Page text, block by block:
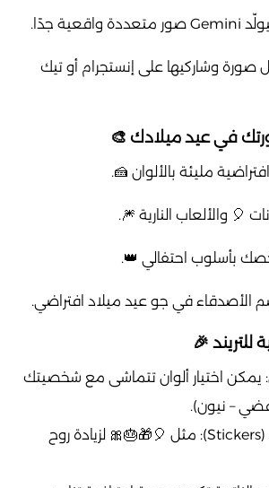
وشاركيها على إنستجرام أو تيك
في عيد ميلادك 🎨
مليئة بالألوان 🍰.
🎈 والألعاب النارية 🎆.
بأسلوب احتفالي 👑.
في جو عيد ميلاد افتراضي.
للتريند 🎉
يمكن اختيار ألوان تتماشى مع شخصيتك
– نيون).
✨ إضافة ملصقات (Stickers): مثل 🎈🎁🎂🎀 لزيادة روح